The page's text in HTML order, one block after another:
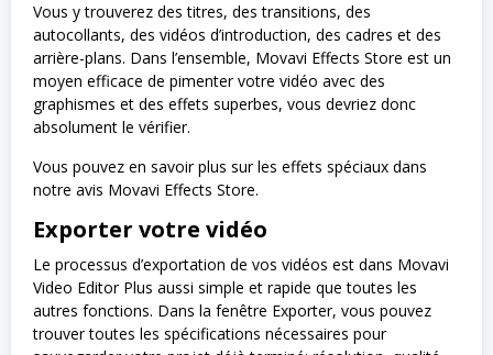
Vous y trouverez des titres, des transitions, des
autocollants, des vidéos d’introduction, des cadres et des
arrière-plans. Dans l’ensemble, Movavi Effects Store est un
moyen efficace de pimenter votre vidéo avec des
graphismes et des effets superbes, vous devriez donc
absolument le vérifier.
Vous pouvez en savoir plus sur les effets spéciaux dans
notre avis Movavi Effects Store.
Exporter votre vidéo
Le processus d’exportation de vos vidéos est dans Movavi
Video Editor Plus aussi simple et rapide que toutes les
autres fonctions. Dans la fenêtre Exporter, vous pouvez
trouver toutes les spécifications nécessaires pour